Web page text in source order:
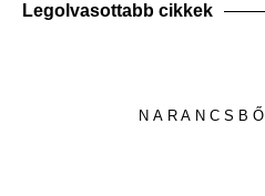
Legolvasottabb cikkek